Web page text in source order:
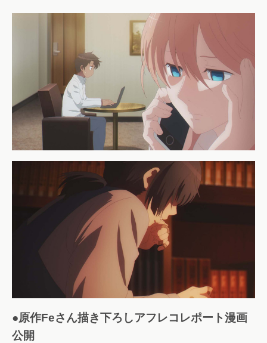
●原作Feさん描き下ろしアフレコレポート漫画
公開